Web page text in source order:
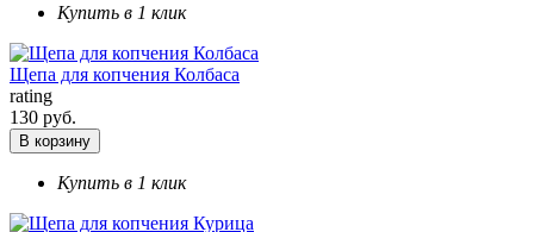
Купить в 1 клик
Щепа для копчения Колбаса
rating
130 руб.
В корзину
Купить в 1 клик